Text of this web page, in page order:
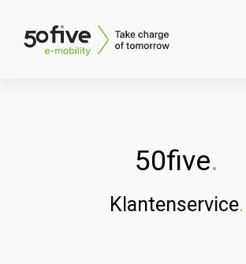
50five.
Klantenservice.